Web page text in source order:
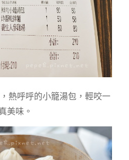
熱呼呼的小籠湯包，輕咬一
美味。